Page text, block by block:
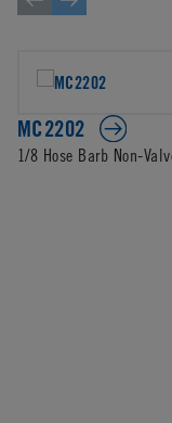
MC2202
1/8 Hose Barb Non-